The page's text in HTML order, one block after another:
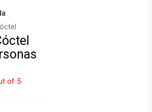
of 5